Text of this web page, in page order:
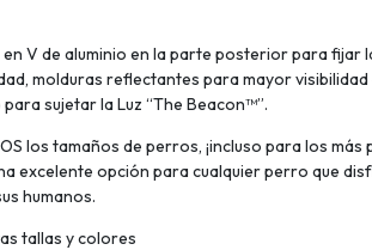
en V de aluminio en la parte posterior para fijar
molduras reflectantes para mayor visibilidad
sujetar la Luz “The Beacon™”.
los tamaños de perros, ¡incluso para los más
excelente opción para cualquier perro que
humanos.
tallas y colores